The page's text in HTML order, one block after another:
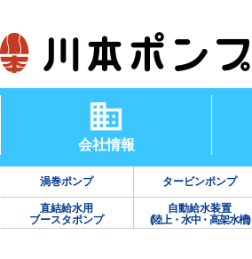
会社情報
渦巻ポンプ タービンポンプ
直結給水用
ブースタポンプ
自動給水装置
(陸上・水中・高架水槽)